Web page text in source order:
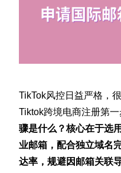
TikTok风控日益严格，
Tiktok跨境电商注册第一
骤是什么？核心在于选
业邮箱，配合独立域名
达率，规避因邮箱关联